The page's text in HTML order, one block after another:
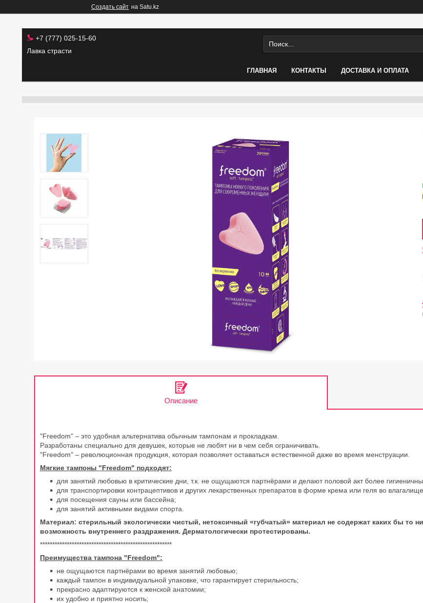
Создать сайт на Satu.kz
+7 (777) 025-15-60
Лавка страсти
ГЛАВНАЯ КОНТАКТЫ ДОСТАВКА И ОПЛАТА
Описание
"Freedom" – это удобная альтернатива обычным тампонам и прокладкам.
Разработаны специально для девушек, которые не любят ни в чем себя ограничивать.
"Freedom" – революционная продукция, которая позволяет оставаться естественной даже во время менструации.
Мягкие тампоны "Freedom" подходят:
для занятий любовью в критические дни, т.к. не ощущаются партнёрами и делают половой акт более
для транспортировки контрацептивов и других лекарственных препаратов в форме крема или геля во
для посещения сауны или бассейна;
для занятий активными видами спорта.
Материал: стерильный экологически чистый, нетоксичный «губчатый» материал не содержат каких бы то
возможность внутреннего раздражения. Дерматологически протестированы.
******************************************************
Преимуществa тампона "Freedom":
не ощущаются партнёрами во время занятий любовью;
каждый тампон в индивидуальной упаковке, что гарантирует стерильность;
прекрасно адаптируются к женской анатомии;
их удобно и приятно носить;